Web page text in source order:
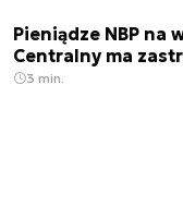
Pieniądze NBP na
Centralny ma
3 min.